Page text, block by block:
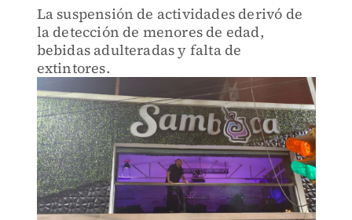
La suspensión de actividades derivó de
la detección de menores de edad,
bebidas adulteradas y falta de
extintores.